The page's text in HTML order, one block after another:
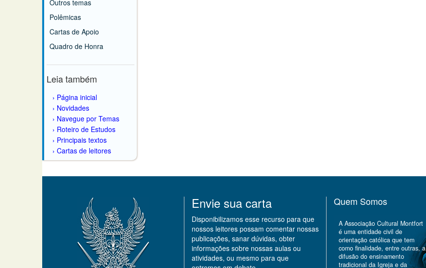
Outros temas
Polêmicas
Cartas de Apoio
Quadro de Honra
Leia também
Página inicial
Novidades
Navegue por Temas
Roteiro de Estudos
Principais textos
Cartas de leitores
Envie sua carta
Disponibilizamos esse recurso para que
nossos leitores possam comentar nossas
publicações, sanar dúvidas, obter
informações sobre nossas aulas ou
atividades, ou mesmo para que
Quem Somos
A Associação Cultural Montfort
é uma entidade civil de
orientação católica que tem
como finalidade, entre outras, a
difusão do ensinamento
tradicional da Igreja e da